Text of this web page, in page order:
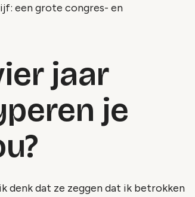
een grote congres- en
jaar
je
denk dat ze zeggen dat ik betrokken